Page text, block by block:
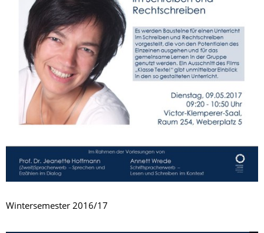
Wintersemester 2016/17